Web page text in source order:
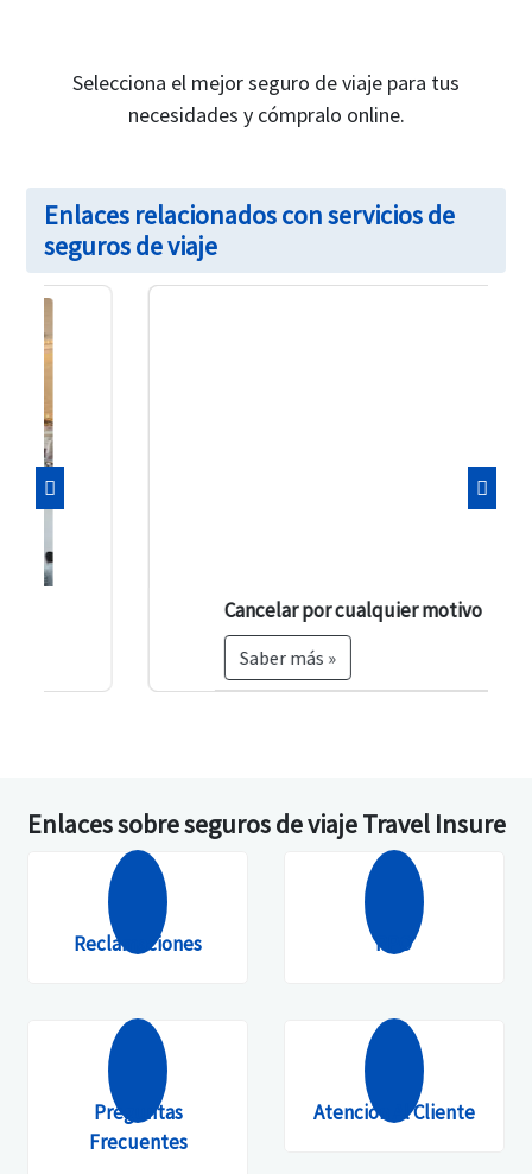
Selecciona el mejor seguro de viaje para tus
necesidades y cómpralo online.
Enlaces relacionados con servicios de
seguros de viaje
Cancelar por cualquier motivo
Saber más »
Previo
Enlaces sobre seguros de viaje Travel Insure
Reclamaciones PPO
Preguntas
Frecuentes
Atención Al Cliente